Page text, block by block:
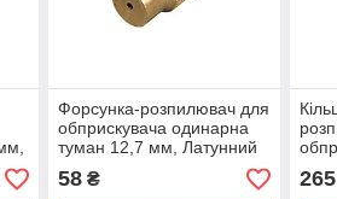
Форсунка-розпилювач для
обприскувача одинарна
туман 12,7 мм, Латунний
обприскувача
58₴ 265